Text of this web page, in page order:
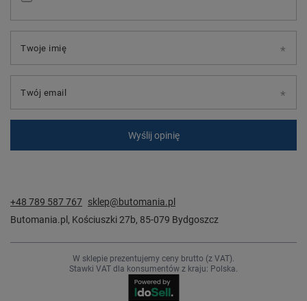
Twoje imię
Twój email
Wyślij opinię
+48 789 587 767 sklep@butomania.pl
Butomania.pl , Kościuszki 27b, 85-079 Bydgoszcz
W sklepie prezentujemy ceny brutto (z VAT).
Stawki VAT dla konsumentów z kraju: Polska.